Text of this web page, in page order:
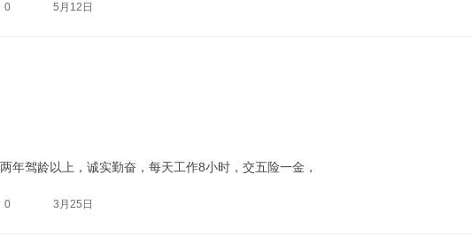
0 5月12日
年驾龄以上，诚实勤奋，每天工作8小时，交五险一金，
0 3月25日